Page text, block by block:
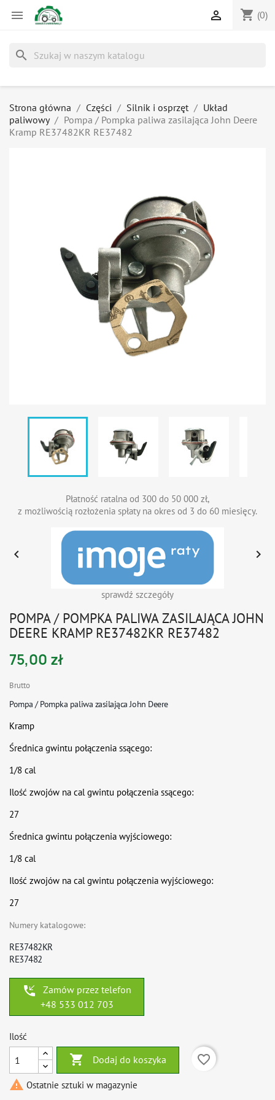
 shopping_cart (0)

search
Strona główna Części Silnik i osprzęt
Układ
paliwowy
Pompa / Pompka paliwa zasilająca John Deere
Kramp RE37482KR RE37482
Płatność ratalna od 300 do 50 000 zł,
z możliwością rozłożenia spłaty na okres od 3 do 60 miesięcy.
sprawdź szczegóły
 
POMPA / POMPKA PALIWA ZASILAJĄCA JOHN
DEERE KRAMP RE37482KR RE37482
75,00 zł
Brutto
Pompa / Pompka paliwa zasilająca John Deere
Kramp
Średnica gwintu połączenia ssącego:
1/8 cal
Ilość zwojów na cal gwintu połączenia ssącego:
27
Średnica gwintu połączenia wyjściowego:
1/8 cal
Ilość zwojów na cal gwintu połączenia wyjściowego:
27
Numery katalogowe:
RE37482KR
RE37482
phone_callback
Zamów przez telefon
+48 533 012 703
Ilość
 Dodaj do koszyka
favorite_border
 Ostatnie sztuki w magazynie